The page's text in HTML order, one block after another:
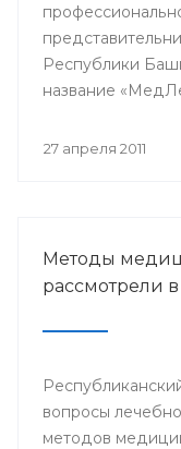
Республики
название
27 апреля 2011
Методы
рассмотрели
вопросы
методов